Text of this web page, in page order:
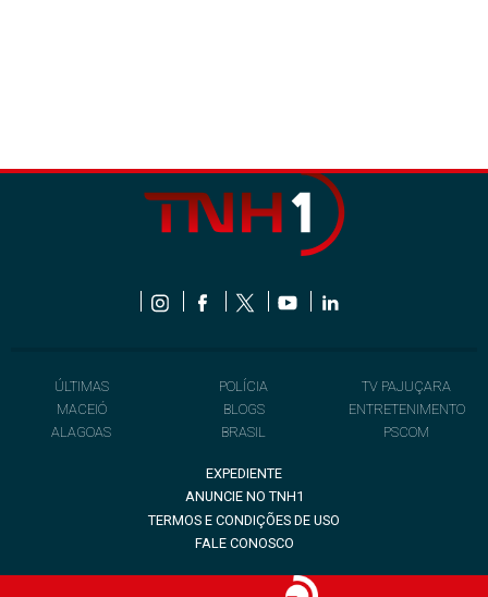
ÚLTIMAS
MACEIÓ
ALAGOAS
POLÍCIA
BLOGS
BRASIL
TV PAJUÇARA
ENTRETENIMENTO
PSCOM
EXPEDIENTE
ANUNCIE NO TNH1
TERMOS E CONDIÇÕES DE USO
FALE CONOSCO